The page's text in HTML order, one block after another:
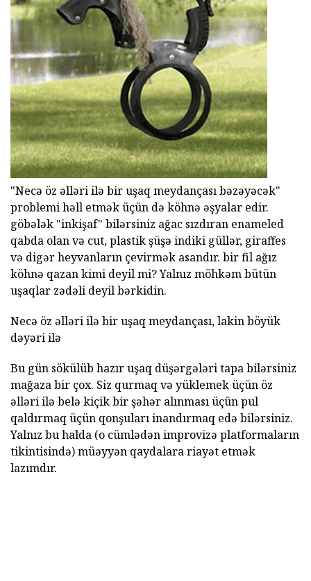
"Necə öz əlləri ilə bir uşaq meydançası bəzəyəcək"
problemi həll etmək üçün də köhnə əşyalar edir.
göbələk "inkişaf" bilərsiniz ağac sızdıran enameled
qabda olan və cut, plastik şüşə indiki güllər, giraffes
və digər heyvanların çevirmək asandır. bir fil ağız
köhnə qazan kimi deyil mi? Yalnız möhkəm bütün
uşaqlar zədəli deyil bərkidin.
Necə öz əlləri ilə bir uşaq meydançası, lakin böyük
dəyəri ilə
Bu gün sökülüb hazır uşaq düşərgələri tapa bilərsiniz
mağaza bir çox. Siz qurmaq və yüklemek üçün öz
əlləri ilə belə kiçik bir şəhər alınması üçün pul
qaldırmaq üçün qonşuları inandırmaq edə bilərsiniz.
Yalnız bu halda (o cümlədən improvizə platformaların
tikintisində) müəyyən qaydalara riayət etmək
lazımdır.